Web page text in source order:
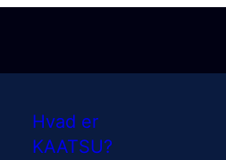
Hvad er
KAATSU?